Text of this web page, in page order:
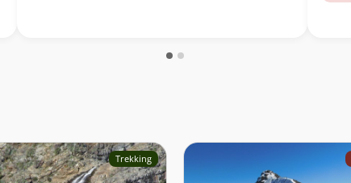
Trekking